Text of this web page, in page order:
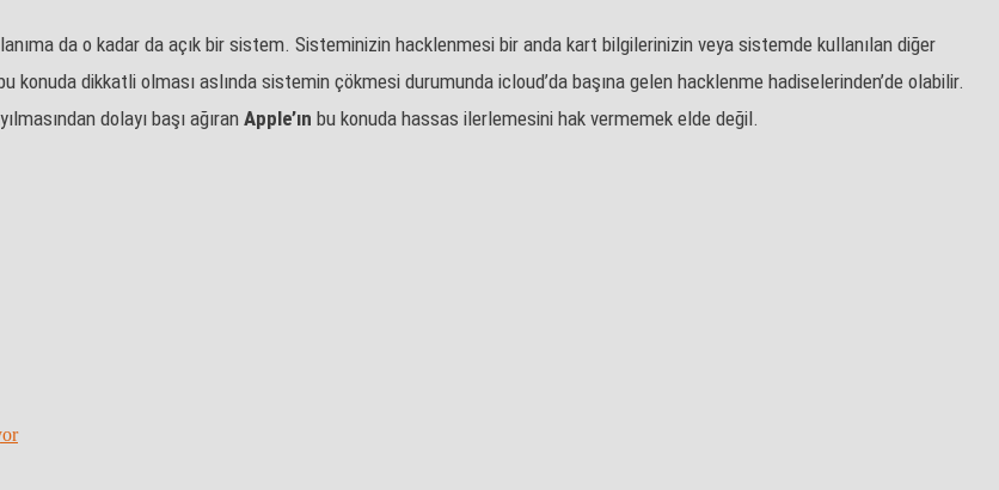
da o kadar da açık bir sistem. Sisteminizin hacklenmesi bir anda kart bilgilerinizin veya sistemde kullanılan diğer
konuda dikkatli olması aslında sistemin çökmesi durumunda icloud’da başına gelen hacklenme hadiselerinden’de olabilir.
dolayı başı ağıran Apple’ın bu konuda hassas ilerlemesini hak vermemek elde değil.